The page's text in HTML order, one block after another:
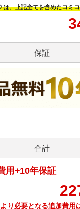
は、上記全てを含めたコミ
保証
合計
用+10年保証
り必要となる追加費用